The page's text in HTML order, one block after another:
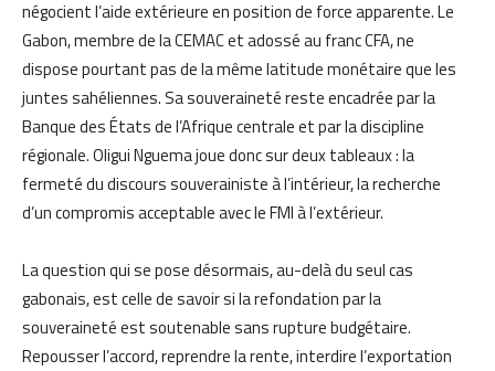
négocient l’aide extérieure en position de force apparente. Le
Gabon, membre de la CEMAC et adossé au franc CFA, ne
dispose pourtant pas de la même latitude monétaire que les
juntes sahéliennes. Sa souveraineté reste encadrée par la
Banque des États de l’Afrique centrale et par la discipline
régionale. Oligui Nguema joue donc sur deux tableaux : la
fermeté du discours souverainiste à l’intérieur, la recherche
d’un compromis acceptable avec le FMI à l’extérieur.
La question qui se pose désormais, au-delà du seul cas
gabonais, est celle de savoir si la refondation par la
souveraineté est soutenable sans rupture budgétaire.
Repousser l’accord, reprendre la rente, interdire l’exportation